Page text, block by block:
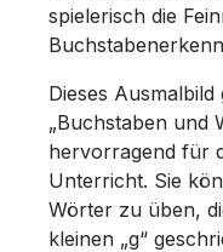
spielerisch die
Dieses
„Buchstaben und
hervorragend für
Unterricht. Sie
Wörter zu üben,
kleinen „g“